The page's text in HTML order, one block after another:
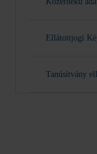
Ellátottjogi
Tanúsítvány